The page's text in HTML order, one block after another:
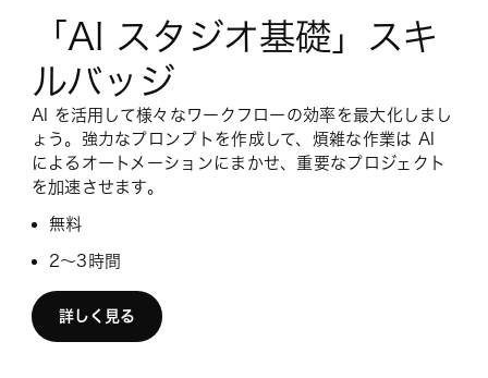
「AI スタジオ基礎」スキ
ルバッジ
AI を活用して様々なワークフローの効率を最大化しまし
ょう。強力なプロンプトを作成して、煩雑な作業は AI
によるオートメーションにまかせ、重要なプロジェクト
を加速させます。
無料
2～3時間
詳しく見る